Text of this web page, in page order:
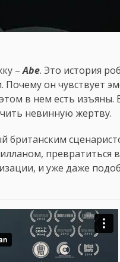
–Abe. Это история
Почему он чувствует
в нем есть изъяны.
невинную жертву.
британским
превратиться
и уже даже